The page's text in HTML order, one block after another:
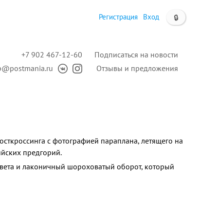
🔒
Регистрация Вход
Подписаться на новости
Отзывы и предложения
+7 902 467-12-60
c фотографией параплана, летящего на
предгорий.
и лаконичный шороховатый оборот, который